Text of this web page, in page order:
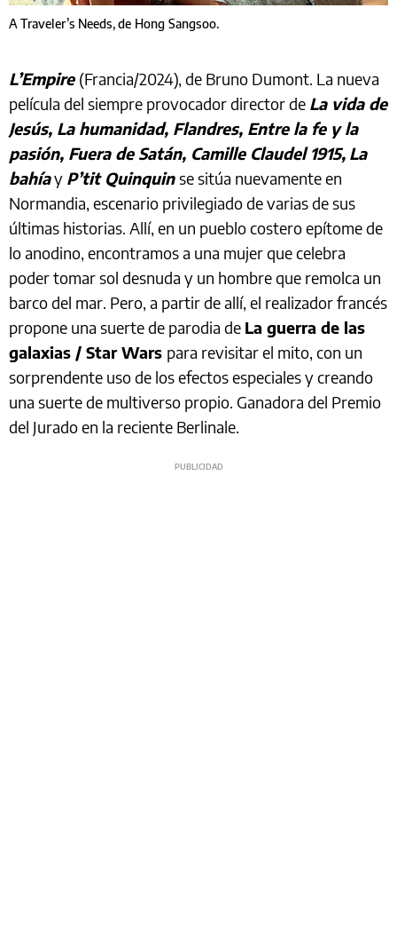
A Traveler’s Needs, de Hong Sangsoo.
L’Empire (Francia/2024), de Bruno Dumont. La nueva
película del siempre provocador director de La vida de
Jesús, La humanidad, Flandres, Entre la fe y la
pasión, Fuera de Satán, Camille Claudel 1915, La
bahíay P’tit Quinquinse sitúa nuevamente en
Normandia, escenario privilegiado de varias de sus
últimas historias. Allí, en un pueblo costero epítome de
lo anodino, encontramos a una mujer que celebra
poder tomar sol desnuda y un hombre que remolca un
barco del mar. Pero, a partir de allí, el realizador francés
propone una suerte de parodia de La guerra de las
galaxias / Star Wars para revisitar el mito, con un
sorprendente uso de los efectos especiales y creando
una suerte de multiverso propio. Ganadora del Premio
del Jurado en la reciente Berlinale.